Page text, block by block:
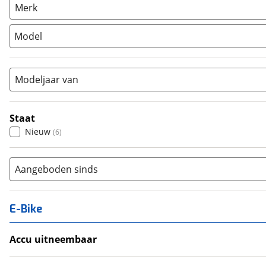
Racefiets
Stadsfiets (1)
Tandem
Merk
Model
Modeljaar van
Staat
Nieuw (6)
Aangeboden sinds
E-Bike
Accu uitneembaar